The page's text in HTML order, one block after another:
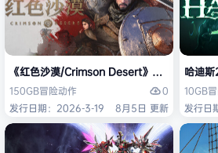
《红色沙漠/Crimson Desert》免安装中文版
150GB冒险动作
0
发行日期：2026-3-19
8月5日 更新
哈迪斯
10GB
发行日